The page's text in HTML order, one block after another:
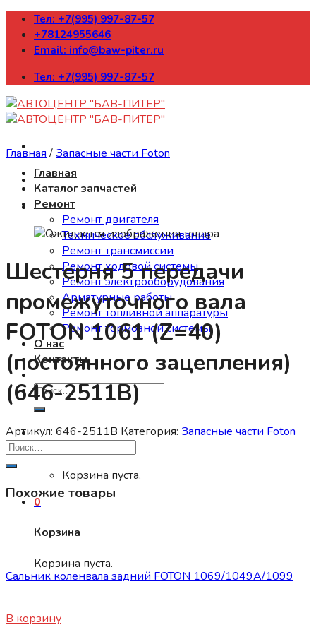
Skip
content
Тел: +7(995) 997-87-57
+78124955646
Email: info@baw-piter.ru
Тел: +7(995) 997-87-57
Главная
Каталог запчастей
Ремонт
Ремонт двигателя
Техническое обслуживание
Ремонт трансмиссии
Ремонт ходовой системы
Ремонт электрооборудования
Арматурные работы
Ремонт топливной аппаратуры
Ремонт тормозной системы
О нас
Контакты
Искать:
0
Корзина пуста.
0
Корзина
Корзина пуста.
Главная /Запасные части Foton
Шестерня 5 передачи
промежуточного вала
FOTON 1061 (Z=40)
(постоянного зацепления)
(646-2511B)
Артикул: 646-2511B Категория: Запасные части Foton
Похожие товары
Сальник коленвала задний FOTON 1069/1049А/1099
В корзину